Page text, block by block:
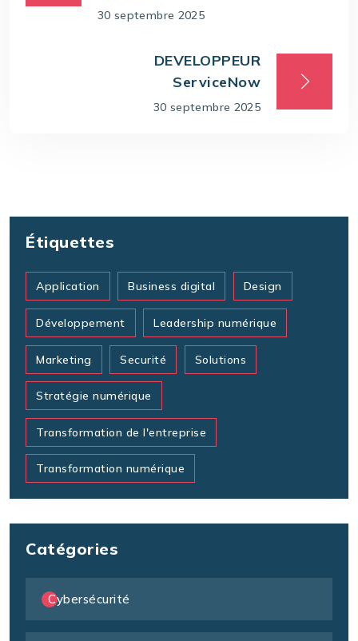
30 septembre 2025
DEVELOPPEUR
ServiceNow
30 septembre 2025
Étiquettes
Application Business digital Design
Développement Leadership numérique
Marketing Securité Solutions
Stratégie numérique
Transformation de l'entreprise
Transformation numérique
Catégories
Cybersécurité